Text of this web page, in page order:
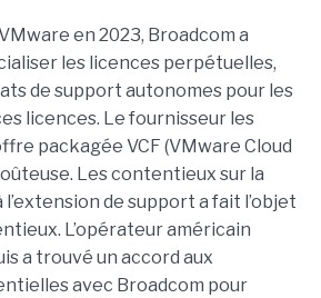
en 2023, Broadcom a
les licences perpétuelles,
de support autonomes pour les
licences. Le fournisseur les
packagée VCF (VMware Cloud
Les contentieux sur la
de support a fait l’objet
L’opérateur américain
a trouvé un accord aux
avec Broadcom pour